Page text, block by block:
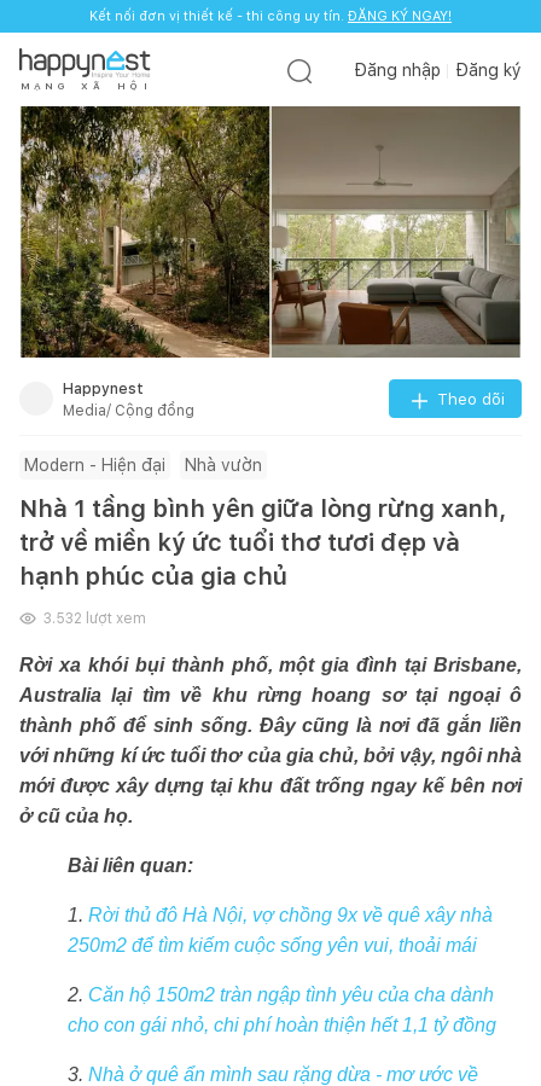
Kết nối đơn vị thiết kế - thi công uy tín. ĐĂNG KÝ NGAY!
M Ạ N G X Ã H Ộ I
Đăng nhập Đăng ký
Happynest
Media/ Cộng đồng
Theo dõi
Modern - Hiện đại Nhà vườn
Nhà 1 tầng bình yên giữa lòng rừng xanh,
trở về miền ký ức tuổi thơ tươi đẹp và
hạnh phúc của gia chủ
3.532 lượt xem
Rời xa khói bụi thành phố, một gia đình tại Brisbane,
Australia lại tìm về khu rừng hoang sơ tại ngoại ô
thành phố để sinh sống. Đây cũng là nơi đã gắn liền
với những kí ức tuổi thơ của gia chủ, bởi vậy, ngôi nhà
mới được xây dựng tại khu đất trống ngay kế bên nơi
ở cũ của họ.
Bài liên quan:
1. Rời thủ đô Hà Nội, vợ chồng 9x về quê xây nhà
250m2 để tìm kiếm cuộc sống yên vui, thoải mái
2. Căn hộ 150m2 tràn ngập tình yêu của cha dành
cho con gái nhỏ, chi phí hoàn thiện hết 1,1 tỷ đồng
3. Nhà ở quê ẩn mình sau rặng dừa - mơ ước về